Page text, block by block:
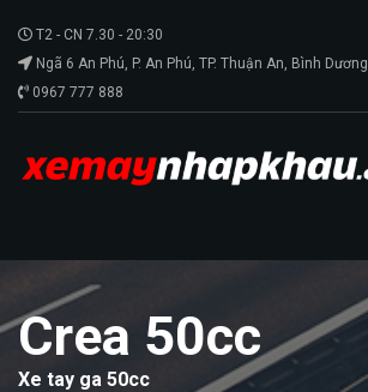
T2 - CN 7.30 - 20:30
Ngã 6 An Phú, P. An Phú, TP. Thuận An, Bình Dương
0967 777 888
Crea 50cc
Xe tay ga 50cc